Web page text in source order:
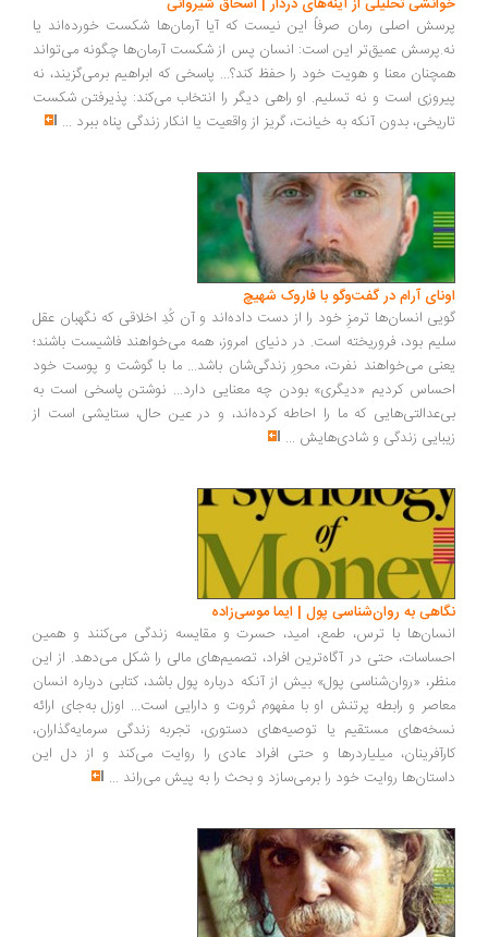
پرسش اصلی رمان صرفاً این نیست که آیا آرمان‌ها شکست خورده‌اند یا
نه.پرسش عمیق‌تر این است: انسان پس از شکست آرمان‌ها چگونه می‌تواند
همچنان معنا و هویت خود را حفظ کند؟... پاسخی که ابراهیم برمی‌گزیند، نه
پیروزی است و نه تسلیم. او راهی دیگر را انتخاب می‌کند: پذیرفتن شکست
تاریخی، بدون آنکه به خیانت، گریز از واقعیت یا انکار زندگی پناه ببرد ...
اونای آرام در گفت‌وگو با فاروک شهیچ‭
گویی انسان‌ها ترمزِ خود را از دست داده‌اند و آن کُدِ اخلاقی که نگهبان عقل
سلیم بود، فروریخته است. در دنیای امروز، همه می‌خواهند فاشیست باشند؛
یعنی می‌خواهند نفرت، محورِ زندگی‌شان باشد... ما با گوشت و پوست خود
احساس کردیم «دیگری» بودن چه معنایی دارد... نوشتن پاسخی است به
بی‌عدالتی‌هایی که ما را احاطه کرده‌اند، و در عین حال، ستایشی است از
زیبایی زندگی و شادی‌هایش ...
نگاهی به روان‌شناسی پول | ایما موسی‌زاده
انسان‌ها با ترس، طمع، امید، حسرت و مقایسه زندگی می‌کنند و همین
احساسات، حتی در آگاه‌ترین افراد، تصمیم‌های مالی را شکل می‌دهد. از این
منظر، «روان‌شناسی پول» بیش از آنکه درباره پول باشد، کتابی درباره انسان
معاصر و رابطه پرتنش او با مفهوم ثروت و دارایی است... اوزل به‌جای ارائه
نسخه‌های مستقیم یا توصیه‌های دستوری، تجربه زندگی سرمایه‌گذاران،
کارآفرینان، میلیاردرها و حتی افراد عادی را روایت می‌کند و از دل این
داستان‌ها روایت خود را برمی‌سازد و بحث را به پیش می‌راند ...